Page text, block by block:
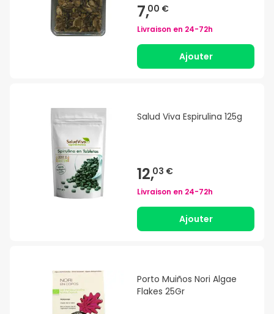
7,00 €
Livraison en 24-72h
Ajouter
Salud Viva Espirulina 125g
12,03 €
Livraison en 24-72h
Ajouter
Porto Muiños Nori Algae
Flakes 25Gr